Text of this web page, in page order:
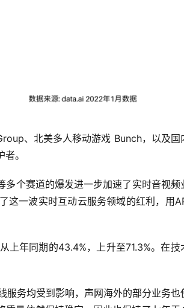
、北美多人移动游戏 Bunch，以及国
。
个赛道的爆发进一步加速了实时音视频
这一波实时互动云服务领域的红利，用
上年同期的43.4%，上升至71.3%。在技
务均受到影响，声网海外的部分业务也